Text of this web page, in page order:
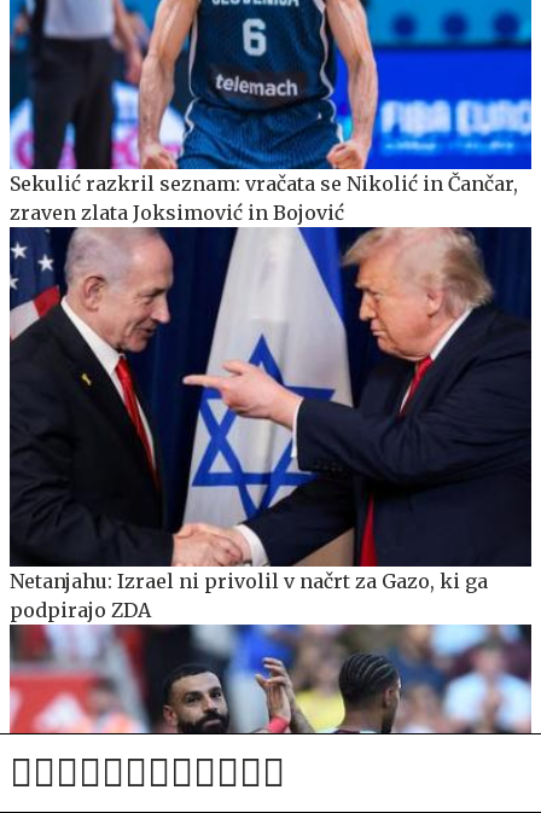
Sekulić razkril seznam: vračata se Nikolić in Čančar,
zraven zlata Joksimović in Bojović
Netanjahu: Izrael ni privolil v načrt za Gazo, ki ga
podpirajo ZDA